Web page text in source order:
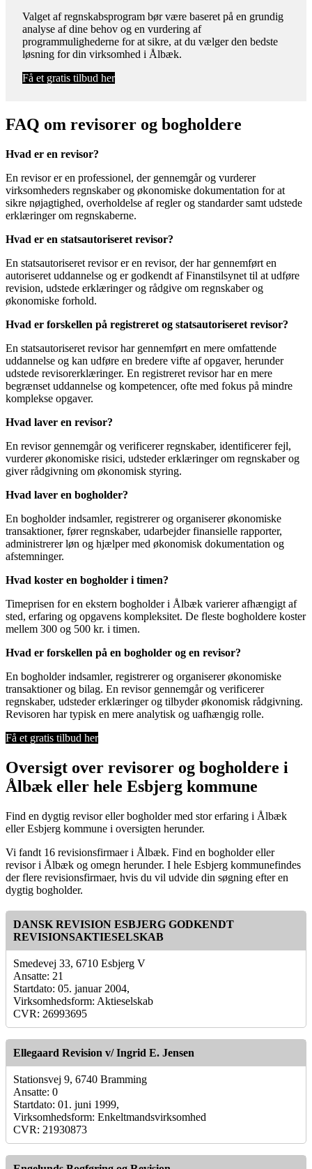
Valget af regnskabsprogram bør være baseret på en grundig
analyse af dine behov og en vurdering af
programmulighederne for at sikre, at du vælger den bedste
løsning for din virksomhed i Ålbæk.
Få et gratis tilbud her
FAQ om revisorer og bogholdere
Hvad er en revisor?
En revisor er en professionel, der gennemgår og vurderer
virksomheders regnskaber og økonomiske dokumentation for at
sikre nøjagtighed, overholdelse af regler og standarder samt udstede
erklæringer om regnskaberne.
Hvad er en statsautoriseret revisor?
En statsautoriseret revisor er en revisor, der har gennemført en
autoriseret uddannelse og er godkendt af Finanstilsynet til at udføre
revision, udstede erklæringer og rådgive om regnskaber og
økonomiske forhold.
Hvad er forskellen på registreret og statsautoriseret revisor?
En statsautoriseret revisor har gennemført en mere omfattende
uddannelse og kan udføre en bredere vifte af opgaver, herunder
udstede revisorerklæringer. En registreret revisor har en mere
begrænset uddannelse og kompetencer, ofte med fokus på mindre
komplekse opgaver.
Hvad laver en revisor?
En revisor gennemgår og verificerer regnskaber, identificerer fejl,
vurderer økonomiske risici, udsteder erklæringer om regnskaber og
giver rådgivning om økonomisk styring.
Hvad laver en bogholder?
En bogholder indsamler, registrerer og organiserer økonomiske
transaktioner, fører regnskaber, udarbejder finansielle rapporter,
administrerer løn og hjælper med økonomisk dokumentation og
afstemninger.
Hvad koster en bogholder i timen?
Timeprisen for en ekstern bogholder i Ålbæk varierer afhængigt af
sted, erfaring og opgavens kompleksitet. De fleste bogholdere koster
mellem 300 og 500 kr. i timen.
Hvad er forskellen på en bogholder og en revisor?
En bogholder indsamler, registrerer og organiserer økonomiske
transaktioner og bilag. En revisor gennemgår og verificerer
regnskaber, udsteder erklæringer og tilbyder økonomisk rådgivning.
Revisoren har typisk en mere analytisk og uafhængig rolle.
Få et gratis tilbud her
Oversigt over revisorer og bogholdere i
Ålbæk eller hele Esbjerg kommune
Find en dygtig revisor eller bogholder med stor erfaring i Ålbæk
eller Esbjerg kommune i oversigten herunder.
Vi fandt 16 revisionsfirmaer i Ålbæk. Find en bogholder eller
revisor i Ålbæk og omegn herunder. I hele Esbjerg kommunefindes
der flere revisionsfirmaer, hvis du vil udvide din søgning efter en
dygtig bogholder.
DANSK REVISION ESBJERG GODKENDT
REVISIONSAKTIESELSKAB
Smedevej 33, 6710 Esbjerg V
Ansatte: 21
Startdato: 05. januar 2004,
Virksomhedsform: Aktieselskab
CVR: 26993695
Ellegaard Revision v/ Ingrid E. Jensen
Stationsvej 9, 6740 Bramming
Ansatte: 0
Startdato: 01. juni 1999,
Virksomhedsform: Enkeltmandsvirksomhed
CVR: 21930873